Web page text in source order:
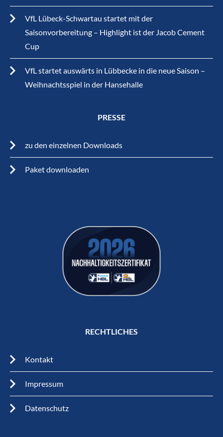
VfL Lübeck-Schwartau startet mit der
Saisonvorbereitung – Highlight ist der Jacob Cement
Cup
VfL startet auswärts in Lübbecke in die neue Saison –
Weihnachtsspiel in der Hansehalle
PRESSE
zu den einzelnen Downloads
Paket downloaden
RECHTLICHES
Kontakt
Impressum
Datenschutz